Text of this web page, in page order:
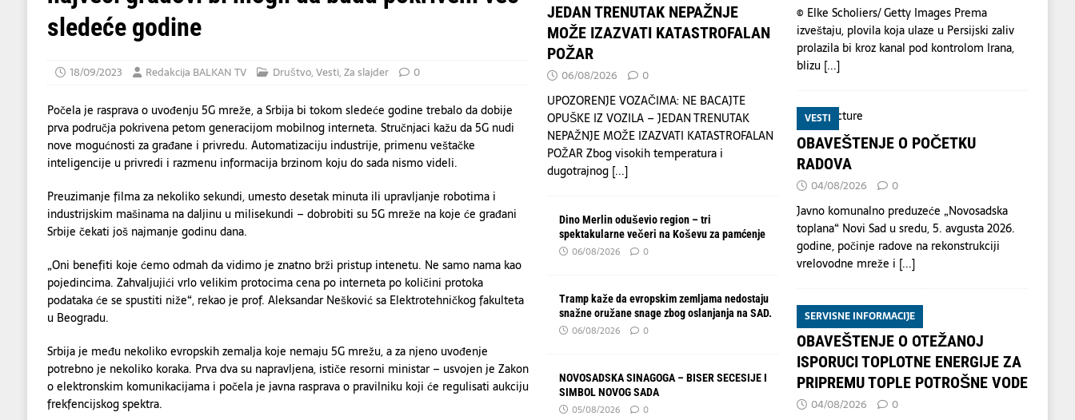
sledeće godine
18/09/2023 Redakcija BALKAN TV Društvo,Vesti,Za slajder 0
Počela je rasprava o uvođenju 5G mreže, a Srbija bi tokom sledeće godine trebalo da dobije
prva područja pokrivena petom generacijom mobilnog interneta. Stručnjaci kažu da 5G nudi
nove mogućnosti za građane i privredu. Automatizaciju industrije, primenu veštačke
inteligencije u privredi i razmenu informacija brzinom koju do sada nismo videli.
Preuzimanje filma za nekoliko sekundi, umesto desetak minuta ili upravljanje robotima i
industrijskim mašinama na daljinu u milisekundi – dobrobiti su 5G mreže na koje će građani
Srbije čekati još najmanje godinu dana.
„Oni benefiti koje ćemo odmah da vidimo je znatno brži pristup intenetu. Ne samo nama kao
pojedincima. Zahvaljujići vrlo velikim protocima cena po interneta po količini protoka
podataka će se spustiti niže“, rekao je prof. Aleksandar Nešković sa Elektrotehničkog fakulteta
u Beogradu.
Srbija je među nekoliko evropskih zemalja koje nemaju 5G mrežu, a za njeno uvođenje
potrebno je nekoliko koraka. Prva dva su napravljena, ističe resorni ministar – usvojen je Zakon
o elektronskim komunikacijama i počela je javna rasprava o pravilniku koji će regulisati aukciju
frekfencijskog spektra.
JEDAN TRENUTAK NEPAŽNJE
MOŽE IZAZVATI KATASTROFALAN
POŽAR
06/08/2026 0
UPOZORENJE VOZAČIMA: NE BACAJTE
OPUŠKE IZ VOZILA – JEDAN TRENUTAK
NEPAŽNJE MOŽE IZAZVATI KATASTROFALAN
POŽAR Zbog visokih temperatura i
dugotrajnog [...]
Dino Merlin oduševio region – tri
spektakularne večeri na Koševu za pamćenje
06/08/2026 0
Tramp kaže da evropskim zemljama nedostaju
snažne oružane snage zbog oslanjanja na SAD.
06/08/2026 0
NOVOSADSKA SINAGOGA – BISER SECESIJE I
SIMBOL NOVOG SADA
05/08/2026 0
© Elke Scholiers/ Getty Images Prema
izveštaju, plovila koja ulaze u Persijski zaliv
prolazila bi kroz kanal pod kontrolom Irana,
blizu [...]
VESTI
OBAVEŠTENJE O POČETKU
RADOVA
04/08/2026 0
Javno komunalno preduzeće „Novosadska
toplana“ Novi Sad u sredu, 5. avgusta 2026.
godine, počinje radove na rekonstrukciji
vrelovodne mreže i [...]
SERVISNE INFORMACIJE
OBAVEŠTENJE O OTEŽANOJ
ISPORUCI TOPLOTNE ENERGIJE ZA
PRIPREMU TOPLE POTROŠNE VODE
04/08/2026 0